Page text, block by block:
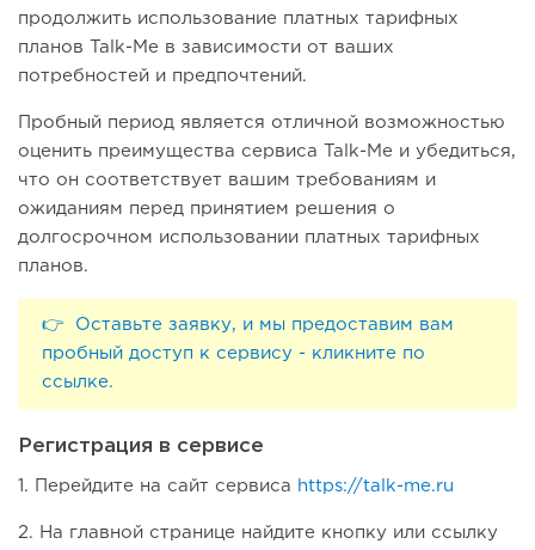
продолжить использование платных тарифных
планов Talk-Me в зависимости от ваших
потребностей и предпочтений.
Пробный период является отличной возможностью
оценить преимущества сервиса Talk-Me и убедиться,
что он соответствует вашим требованиям и
ожиданиям перед принятием решения о
долгосрочном использовании платных тарифных
планов.
👉 Оставьте заявку, и мы предоставим вам
пробный доступ к сервису - кликните по
ссылке.
Регистрация в сервисе
1. Перейдите на сайт сервиса https://talk-me.ru
2. На главной странице найдите кнопку или ссылку